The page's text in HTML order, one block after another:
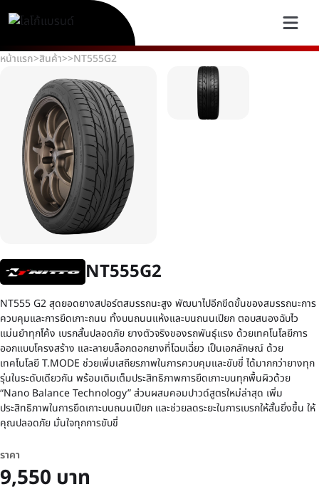
หน้าแรก>สินค้า>>NT555G2
NT555G2
NT555 G2 สุดยอดยางสปอร์ตสมรรถนะสูง พัฒนาไปอีกขีดขั้นของสมรรถนะการ
ควบคุมและการยึดเกาะถนน ทั้งบนถนนแห้งและบนถนนเปียก ตอบสนองฉับไว
แม่นยำทุกโค้ง เบรกสั้นปลอดภัย ยางตัวจริงของรถพันธุ์แรง ด้วยเทคโนโลยีการ
ออกแบบโครงสร้าง และลายบล็อกดอกยางที่โฉบเฉี่ยว เป็นเอกลักษณ์ ด้วย
เทคโนโลยี T.MODE ช่วยเพิ่มเสถียรภาพในการควบคุมและขับขี่ ได้มากกว่ายางทุก
รุ่นในระดับเดียวกัน พร้อมเติมเต็มประสิทธิภาพการยึดเกาะบนทุกพื้นผิวด้วย
“Nano Balance Technology” ส่วนผสมคอมปาวด์สูตรใหม่ล่าสุด เพิ่ม
ประสิทธิภาพในการยึดเกาะบนถนนเปียก และช่วยลดระยะในการเบรกให้สั้นยิ่งขึ้น ให้
คุณปลอดภัย มั่นใจทุกการขับขี่
ราคา
9,550 บาท